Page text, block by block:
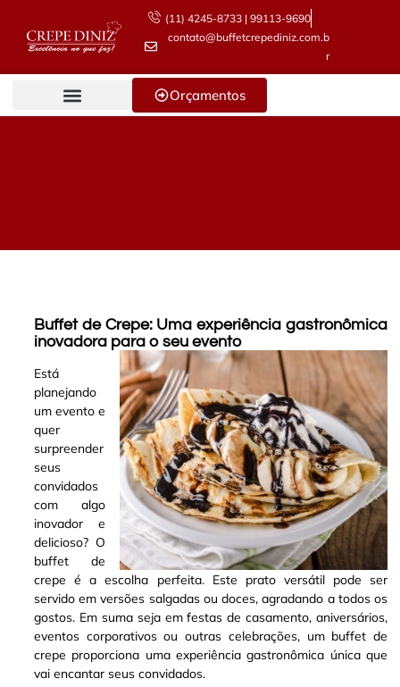
(11) 4245-8733 | 99113-9690
contato@buffetcrepediniz.com.b
r
Orçamentos
Buffet de Crepe: Uma experiência gastronômica
inovadora para o seu evento
Está
planejando
um evento e
quer
surpreender
seus
convidados
com algo
inovador e
delicioso? O
buffet de
crepe é a escolha perfeita.Este prato versátil pode ser
servido em versões salgadas ou doces, agradando a todos os
gostos. Em suma seja em festas de casamento, aniversários,
eventos corporativos ou outras celebrações, um buffet de
crepe proporciona uma experiência gastronômica única que
vai encantar seus convidados.